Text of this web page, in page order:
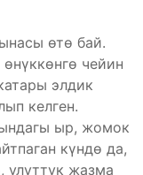
өтө бай.
чейин
элдик
келген.
ыр, жомок
күндө да,
улуттук жазма